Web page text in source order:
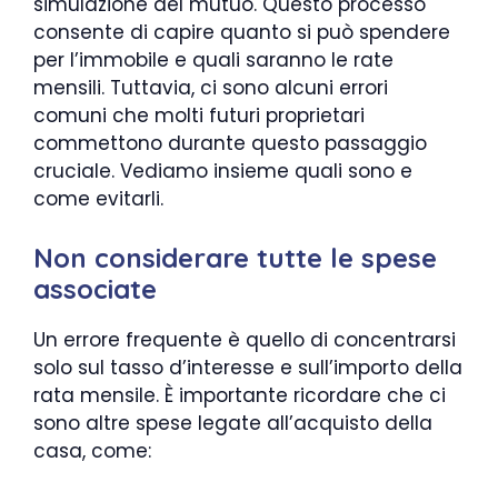
consente di capire quanto si può spendere
per l’immobile e quali saranno le rate
mensili. Tuttavia, ci sono alcuni errori
comuni che molti futuri proprietari
commettono durante questo passaggio
cruciale. Vediamo insieme quali sono e
come evitarli.
Non considerare tutte le spese
associate
Un errore frequente è quello di concentrarsi
solo sul tasso d’interesse e sull’importo della
rata mensile. È importante ricordare che ci
sono altre spese legate all’acquisto della
casa, come: